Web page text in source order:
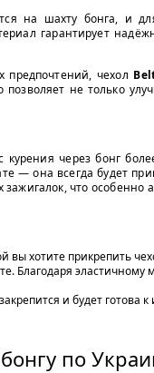
на шахту бонга, и
гарантирует
чехол
не только
курения через бонг
— она всегда будет
что особенно
вы хотите прикрепить
Благодаря эластичному
и будет готова
по